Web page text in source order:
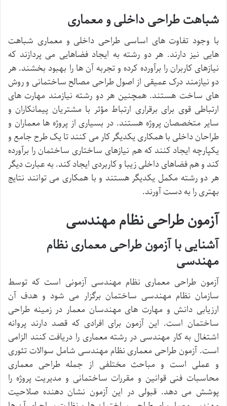
شباهت طراحی داخلی و معماری
با وجود تفاوت های اساسی طراحی داخلی و معماری شباهت
هایی نیز دارند. هر دو رشته به ایجاد فضاهایی می پردازند که
نیازهای کاربران را برآورده کرده و تجربه آن ها را بهبود بخشند. هر
دو نیازمند درک عمیقی از اصول طراحی مصالح ساختمانی و روش
های ساخت هستند. همچنین هر دو رشته نیازمند مهارت های
ارتباطی قوی برای برقراری ارتباط مؤثر با مشتریان پیمانکاران و
سایر متخصصان پروژه هستند. در بسیاری از پروژه ها معماران و
طراحان داخلی با همکاری یکدیگر کار می کنند تا یک طرح جامع و
یکپارچه ایجاد کنند که هم نیازهای ساختاری ساختمان را برآورده
کند و هم فضاهای داخلی زیبا و کاربردی ایجاد کند. به عبارت دیگر
هر دو رشته مکمل یکدیگر هستند و با همکاری می توانند نتایج
بهتری را به دست آورند.
آزمون طراحی نظام مهندسی
آشنایی با آزمون طراحی معماری نظام
مهندسی
آزمون طراحی معماری نظام مهندسی آزمونی است که توسط
سازمان نظام مهندسی ساختمان برگزار می شود و هدف آن
ارزیابی دانش و مهارت های مهندسان معمار در زمینه طراحی
ساختمان است. این آزمون برای افرادی که قصد دارند پروانه
اشتغال به کار مهندسی در رشته معماری را دریافت کنند الزامی
است. آزمون طراحی معماری نظام مهندسی شامل سوالات تئوری
و عملی است و مباحث مختلفی از جمله طراحی معماری
محاسبات فنی قوانین و مقررات ساختمانی و مدیریت پروژه را
پوشش می دهد. قبولی در این آزمون نشان دهنده صلاحیت